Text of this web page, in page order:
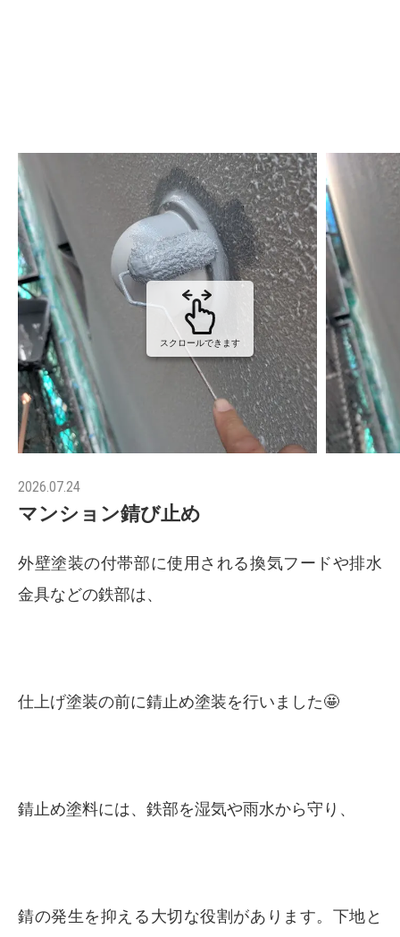
スクロールできます
2026.07.24
マンション錆び止め
外壁塗装の付帯部に使用される換気フードや排水
金具などの鉄部は、
仕上げ塗装の前に錆止め塗装を行いました🤩
錆止め塗料には、鉄部を湿気や雨水から守り、
錆の発生を抑える大切な役割があります。下地と